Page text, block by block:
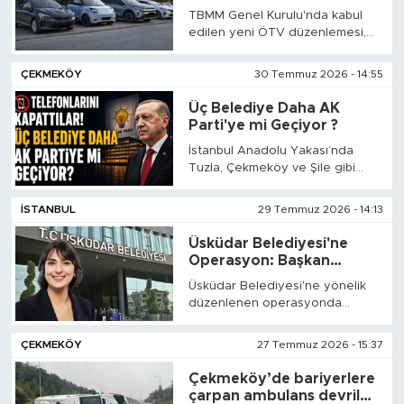
TBMM Genel Kurulu'nda kabul
edilen yeni ÖTV düzenlemesi,
kapasitesi, menzil ve emisyon
gibi teknik özelliklerin
vergilendirmede daha belirleyici
olabileceği yeni bir çerçeve
oluşturuyor.
ÇEKMEKÖY 30 Temmuz 2026 - 14:55
Üç Belediye Daha AK
Parti'ye mi Geçiyor ?
İstanbul Anadolu Yakası’nda
Tuzla, Çekmeköy ve Şile gibi
İSTANBUL 29 Temmuz 2026 - 14:13
Üsküdar Belediyesi'ne
Operasyon: Başkan
Dedetaş Gözaltına Alındı
Üsküdar Belediyesi'ne yönelik
düzenlenen operasyonda
Üsküdar Belediyesi iştiraki Kent
A.Ş. ile müteahhitler arasında
ÇEKMEKÖY 27 Temmuz 2026 - 15:37
Çekmeköy’de bariyerlere
çarpan ambulans devrildi: